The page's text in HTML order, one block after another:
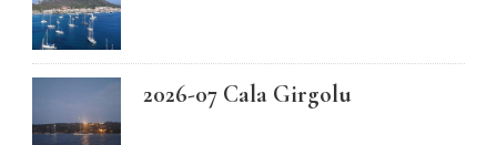
2026-07 Cala Girgolu